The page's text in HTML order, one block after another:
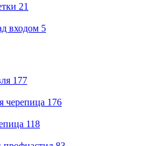
21
входом 5
177
черепица 176
118